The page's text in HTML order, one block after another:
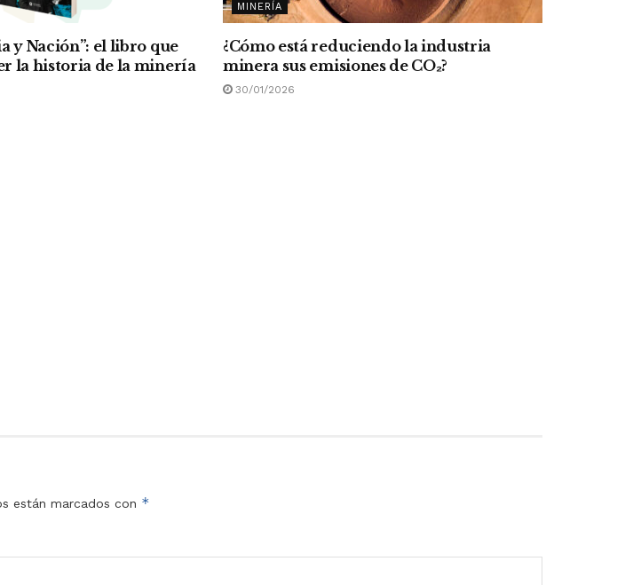
y Nación”: el libro que
la historia de la minería
MINERÍA
¿Cómo está reduciendo la industria
minera sus emisiones de CO₂?
30/01/2026
están marcados con *